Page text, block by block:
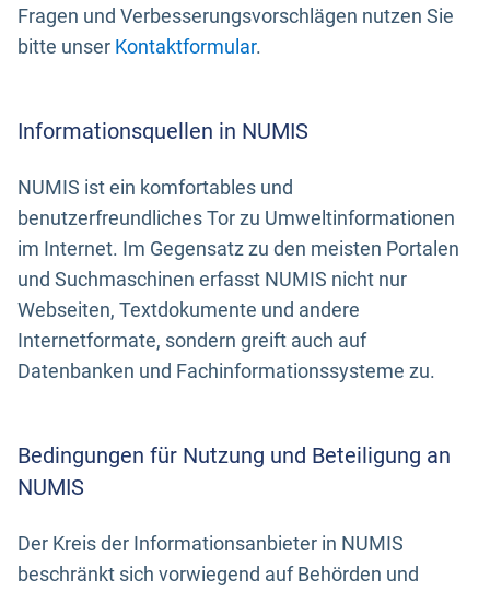
Fragen und Verbesserungsvorschlägen nutzen Sie
bitte unser Kontaktformular.
Informationsquellen in NUMIS
NUMIS ist ein komfortables und
benutzerfreundliches Tor zu Umweltinformationen
im Internet. Im Gegensatz zu den meisten Portalen
und Suchmaschinen erfasst NUMIS nicht nur
Webseiten, Textdokumente und andere
Internetformate, sondern greift auch auf
Datenbanken und Fachinformationssysteme zu.
Bedingungen für Nutzung und Beteiligung an
NUMIS
Der Kreis der Informationsanbieter in NUMIS
beschränkt sich vorwiegend auf Behörden und